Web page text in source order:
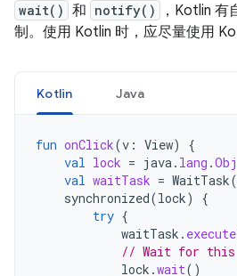
wait() 和 notify()
，Kotlin
制。使用 Kotlin 时，应尽量使用
Kotlin Java
fun onClick(v : View)
{
val lock = java. lang .
val waitTask = WaitTask(
synchronized(lock)
{
try {
waitTask . execute
// Wait for this
lock .wait()